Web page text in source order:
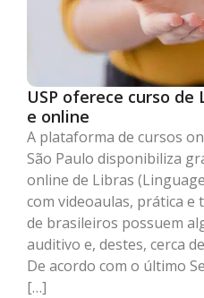
USP oferece curso
e online
A plataforma de cursos
São Paulo disponibiliza
online de Libras
com videoaulas, prática e
de brasileiros possuem
auditivo e, destes, cerca
De acordo com o último
[…]